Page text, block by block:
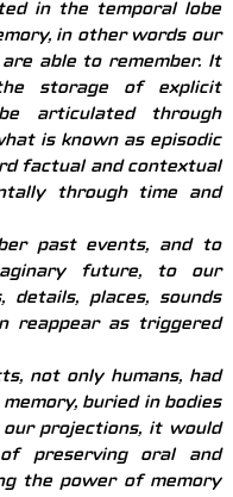
in the temporal lobe
in other words our
able to remember. It
storage of explicit
articulated through
is known as episodic
factual and contextual
through time and
past events, and to
future, to our
details, places, sounds
reappear as triggered
not only humans, had
buried in bodies
projections, it would
preserving oral and
the power of memory